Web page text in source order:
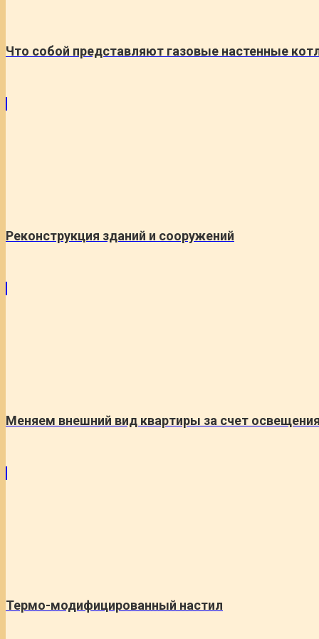
Что собой представляют газовые настенные
Реконструкция зданий и сооружений
Меняем внешний вид квартиры за счет
Термо-модифицированный настил